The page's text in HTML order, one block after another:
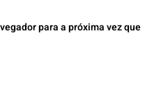
para a próxima vez que